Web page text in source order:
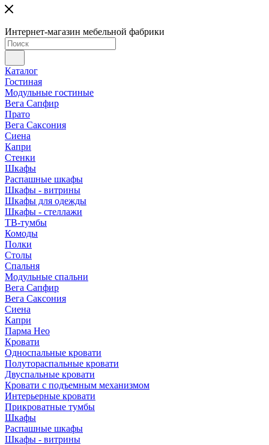
Интернет-магазин мебельной фабрики
Каталог
Гостиная
Модульные гостиные
Вега Сапфир
Прато
Вега Саксония
Сиена
Капри
Стенки
Шкафы
Распашные шкафы
Шкафы - витрины
Шкафы для одежды
Шкафы - стеллажи
ТВ-тумбы
Комоды
Полки
Столы
Спальня
Модульные спальни
Вега Сапфир
Вега Саксония
Сиена
Капри
Парма Нео
Кровати
Односпальные кровати
Полутораспальные кровати
Двуспальные кровати
Кровати с подъемным механизмом
Интерьерные кровати
Прикроватные тумбы
Шкафы
Распашные шкафы
Шкафы - витрины